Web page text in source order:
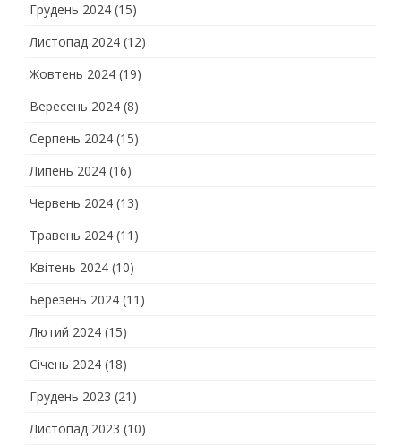
Грудень 2024 (15)
Листопад 2024 (12)
Жовтень 2024 (19)
Вересень 2024 (8)
Серпень 2024 (15)
Липень 2024 (16)
Червень 2024 (13)
Травень 2024 (11)
Квітень 2024 (10)
Березень 2024 (11)
Лютий 2024 (15)
Січень 2024 (18)
Грудень 2023 (21)
Листопад 2023 (10)